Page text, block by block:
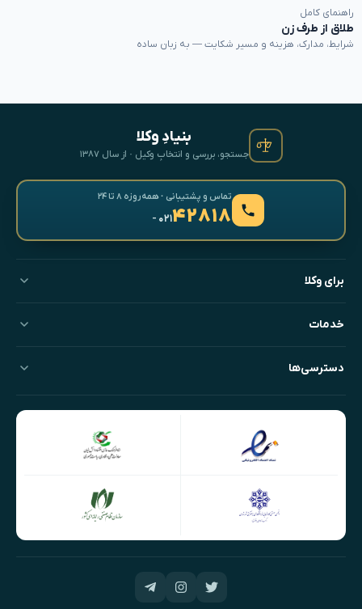
راهنمای کامل
طلاق از طرف زن
شرایط، مدارک، هزینه و مسیر شکایت — به زبان ساده
بنیادِ وکلا
جستجو، بررسی و انتخابِ وکیل · از سال ۱۳۸۷
تماس و پشتیبانی · همه‌روزه ۸ تا ۲۴
۴۲۸۱۸- ۰۲۱
برای وکلا
خدمات
دسترسی‌ها